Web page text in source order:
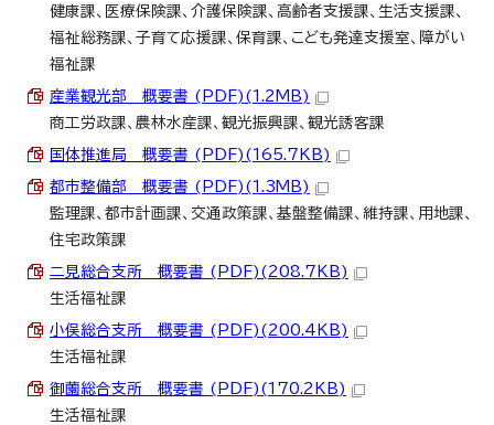
健康課、医療保険課、介護保険課、高齢者支援課、生活支援課、
福祉総務課、子育て応援課、保育課、こども発達支援室、障がい
福祉課
産業観光部 概要書 (PDF)(1.2MB)
商工労政課、農林水産課、観光振興課、観光誘客課
国体推進局 概要書 (PDF)(165.7KB)
都市整備部 概要書 (PDF)(1.3MB)
監理課、都市計画課、交通政策課、基盤整備課、維持課、用地課、
住宅政策課
二見総合支所 概要書 (PDF)(208.7KB)
生活福祉課
小俣総合支所 概要書 (PDF)(200.4KB)
生活福祉課
御薗総合支所 概要書 (PDF)(170.2KB)
生活福祉課